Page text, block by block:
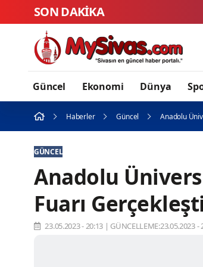
SON DAKİKA
Güncel Ekonomi Dünya
Haberler Güncel Anadolu
GÜNCEL
Anadolu
Fuarı
23.05.2023 - 20:13 | GÜNCELLEME:23.05.2023 -